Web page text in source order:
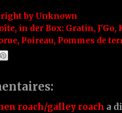
by Unknown
in der Box: Gratin, J'Go,
, Poireau, Pommes de
roach/galley roach a